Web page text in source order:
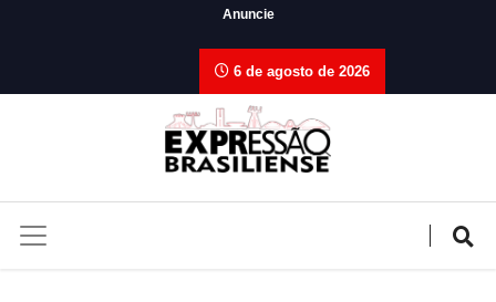
Anuncie
6 de agosto de 2026